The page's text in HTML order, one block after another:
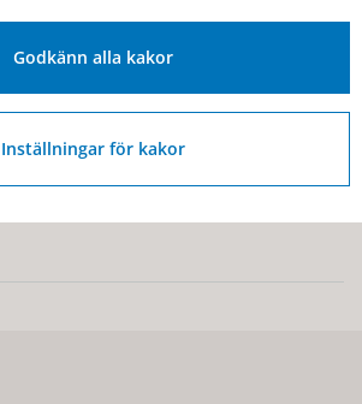
Godkänn alla kakor
Inställningar för kakor